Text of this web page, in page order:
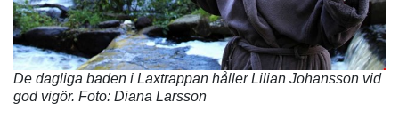
De dagliga baden i Laxtrappan håller Lilian Johansson vid
god vigör. Foto: Diana Larsson